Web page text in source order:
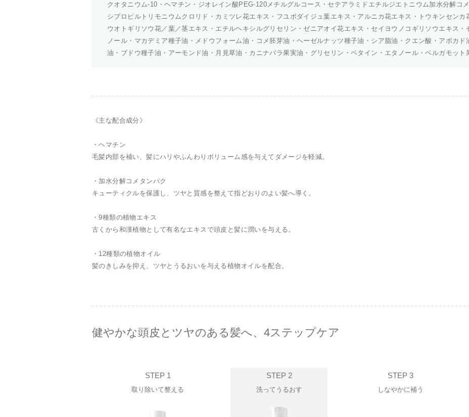
クオタニウム-10・ヘマチン・ジオレイン酸PEG-120メチルグルコース・セテアラミドエチルジエトニウム加水分解コ
シプロピルトリモニウムクロリド・カミツレ花エキス・フユボダイジュ葉エキス・アルニカ花エキス・トウキンセンカ
ウオトギリソウ花／葉／茎エキス・エチルヘキシルグリセリン・ゼニアオイ花エキス・セイヨウノコギリソウエキス・
ノール・マカデミア種子油・メドウフォーム油・コメ胚芽油・ヘーゼルナッツ種子油・シア脂油・クエン酸・アボカ
油・ブドウ種子油・アーモンド油・月見草油・カニナバラ果実油・グリセリン・ベタイン・エタノール・ベルガモット
《主な配合成分》
・ヘマチン
毛髪内部を補い、髪にハリやふんわりボリューム感を与えてダメージを軽減。
・加水分解コメタンパク
キューティクルを保護し、ツヤと質感を整えて指どおりのよい髪へ導く。
・9種類の植物エキス
古くから和漢植物として有名なエキスで頭皮と髪に潤いを与える。
・12種類の植物オイル
髪のきしみを抑え、ツヤとうるおいを与える植物オイルを配合。
健やかな頭皮とツヤのある髪へ、4ステップケア
STEP 1
取り除いて整える
STEP 2
洗ってうるおす
STEP 3
しなやかに補う